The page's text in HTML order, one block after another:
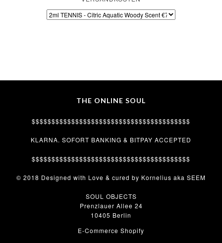
THE ONLINE SOUL
$$$$$$$$$$$$$$$$$$$$$$$$$$$$$$$$$$$$$$$$
KLARNA. SOFORT BANKING & BITPAY ACCEPTED
$$$$$$$$$$$$$$$$$$$$$$$$$$$$$$$$$$$$$$$$
© 2018 Designed with Love & cured by Kornelius aka SEEM
SOUL OBJECTS
Prenzlauer Allee 24
10405 Berlin
E-Commerce Shopify